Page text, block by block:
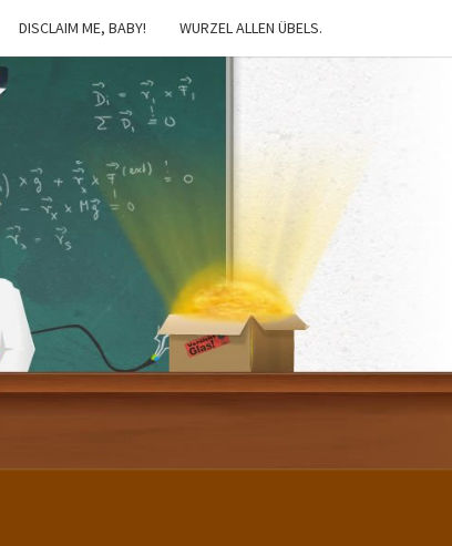
DISCLAIM ME, BABY! WURZEL ALLEN ÜBELS.